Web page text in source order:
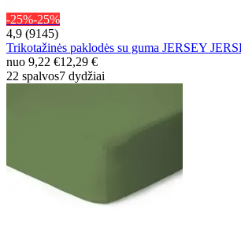
-25%-25%
4,9 (9145)
Trikotažinės paklodės su guma JERSEY
nuo 9,22 €12,29 €
22 spalvos7 dydžiai